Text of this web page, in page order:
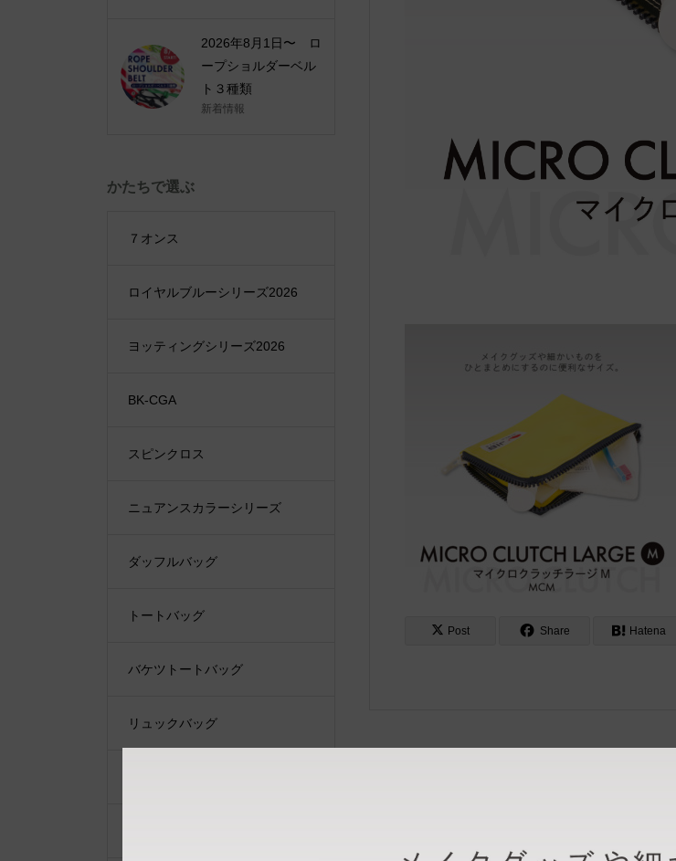
Post Share Hatena
2026年8月1日〜 ロ
ープショルダーベル
ト３種類
新着情報
かたちで選ぶ
７オンス
ロイヤルブルーシリーズ2026
ヨッティングシリーズ2026
BK-CGA
スピンクロス
ニュアンスカラーシリーズ
ダッフルバッグ
トートバッグ
バケツトートバッグ
リュックバッグ